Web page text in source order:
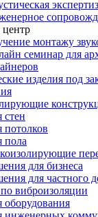
монтажу
семинар для
изделия под
стен
потолков
пола
для бизнеса
для частного
виброизоляции
оборудования